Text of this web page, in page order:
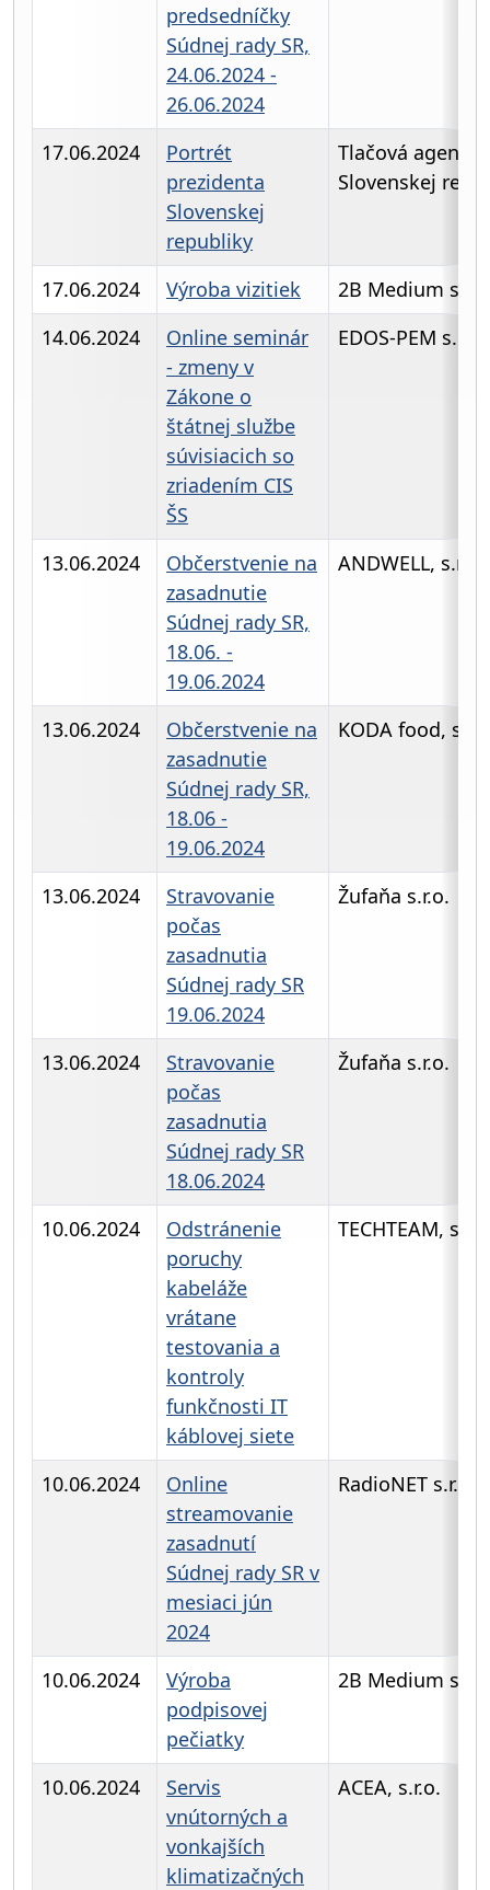
predsedníčky
Súdnej rady SR,
24.06.2024 -
26.06.2024
17.06.2024
Portrét
prezidenta
Slovenskej
republiky
Tlačová
Slovenskej
17.06.2024 Výroba vizitiek
2B Medium s.r.o
14.06.2024
Online seminár
- zmeny v
Zákone o
štátnej službe
súvisiacich so
zriadením CIS
ŠS
EDOS-PEM s.r.o.
13.06.2024
Občerstvenie na
zasadnutie
Súdnej rady SR,
18.06. -
19.06.2024
ANDWELL, s.r.o
13.06.2024
Občerstvenie na
zasadnutie
Súdnej rady SR,
18.06 -
19.06.2024
KODA food, s.r.o
13.06.2024
Stravovanie
počas
zasadnutia
Súdnej rady SR
19.06.2024
Žufaňa s.r.o.
13.06.2024
Stravovanie
počas
zasadnutia
Súdnej rady SR
18.06.2024
Žufaňa s.r.o.
10.06.2024
Odstránenie
poruchy
kabeláže
vrátane
testovania a
kontroly
funkčnosti IT
káblovej siete
TECHTEAM,
10.06.2024
Online
streamovanie
zasadnutí
Súdnej rady SR v
mesiaci jún
2024
RadioNET s.r.o.
10.06.2024
Výroba
podpisovej
pečiatky
2B Medium
10.06.2024
Servis
vnútorných a
vonkajších
klimatizačných
ACEA, s.r.o.